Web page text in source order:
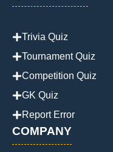
Trivia Quiz
Tournament Quiz
Competition Quiz
GK Quiz
Report Error
COMPANY